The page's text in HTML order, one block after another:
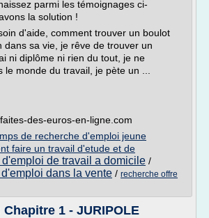
parmi les témoignages ci-
la solution !
d'aide, comment trouver un boulot
dans sa vie, je rêve de trouver un
ni diplôme ni rien du tout, je ne
le monde du travail, je pète un ...
des-euros-en-ligne.com
de recherche d'emploi jeune
faire un travail d'etude et de
d'emploi de travail a domicile /
dans la vente / recherche offre
1 - JURIPOLE